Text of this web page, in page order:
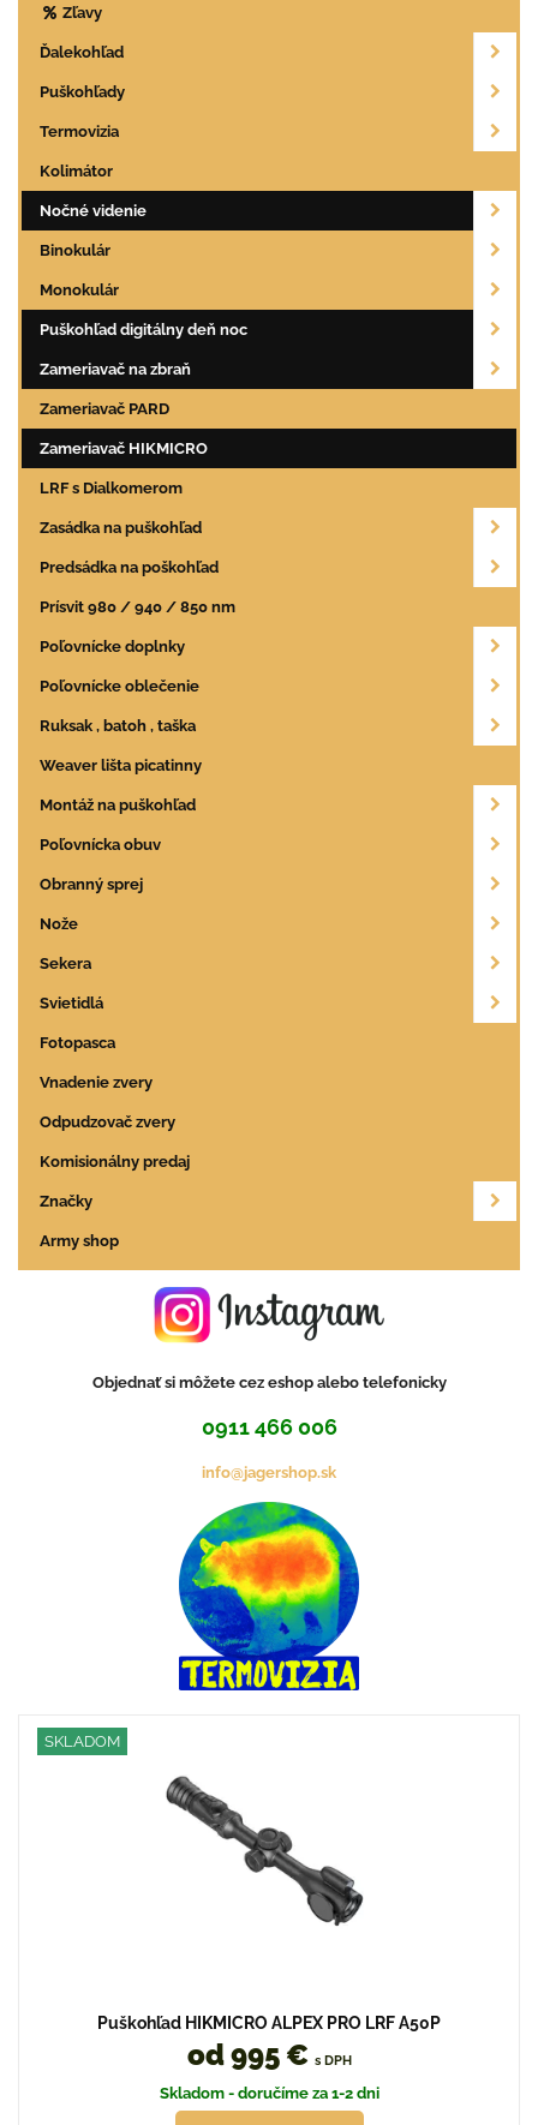
Zľavy
Ďalekohľad
Puškohľady
Termovizia
Kolimátor
Nočné videnie
Binokulár
Monokulár
Puškohľad digitálny deň noc
Zameriavač na zbraň
Zameriavač PARD
Zameriavač HIKMICRO
LRF s Dialkomerom
Zasádka na puškohľad
Predsádka na poškohľad
Prísvit 980 / 940 / 850 nm
Poľovnícke doplnky
Poľovnícke oblečenie
Ruksak , batoh , taška
Weaver lišta picatinny
Montáž na puškohľad
Poľovnícka obuv
Obranný sprej
Nože
Sekera
Svietidlá
Fotopasca
Vnadenie zvery
Odpudzovač zvery
Komisionálny predaj
Značky
Army shop
Objednať si môžete cez eshop alebo telefonicky
0911 466 006
info@jagershop.sk
SKLADOM
Puškohľad HIKMICRO ALPEX PRO LRF A50P
od 995 € s DPH
Skladom - doručíme za 1-2 dni